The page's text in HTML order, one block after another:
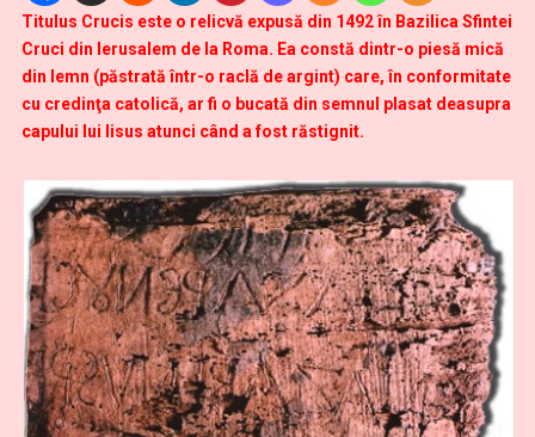
Titulus Crucis este o relicvă expusă din 1492 în Bazilica Sfintei
Cruci din Ierusalem de la Roma. Ea constă dintr-o piesă mică
din lemn (păstrată într-o raclă de argint) care, în conformitate
cu credinţa catolică, ar fi o bucată din semnul plasat deasupra
capului lui Iisus atunci când a fost răstignit.